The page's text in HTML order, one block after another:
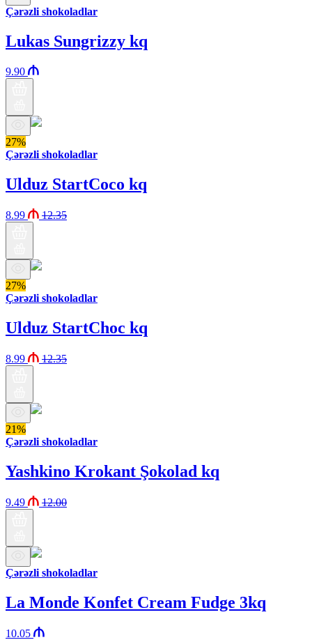
Çərəzli shokoladlar
Lukas Sungrizzy kq
9.90
27%
Çərəzli shokoladlar
Ulduz StartCoco kq
8.99 12.35
27%
Çərəzli shokoladlar
Ulduz StartChoc kq
8.99 12.35
21%
Çərəzli shokoladlar
Yashkino Krokant Şokolad kq
9.49 12.00
Çərəzli shokoladlar
La Monde Konfet Cream Fudge 3kq
10.05